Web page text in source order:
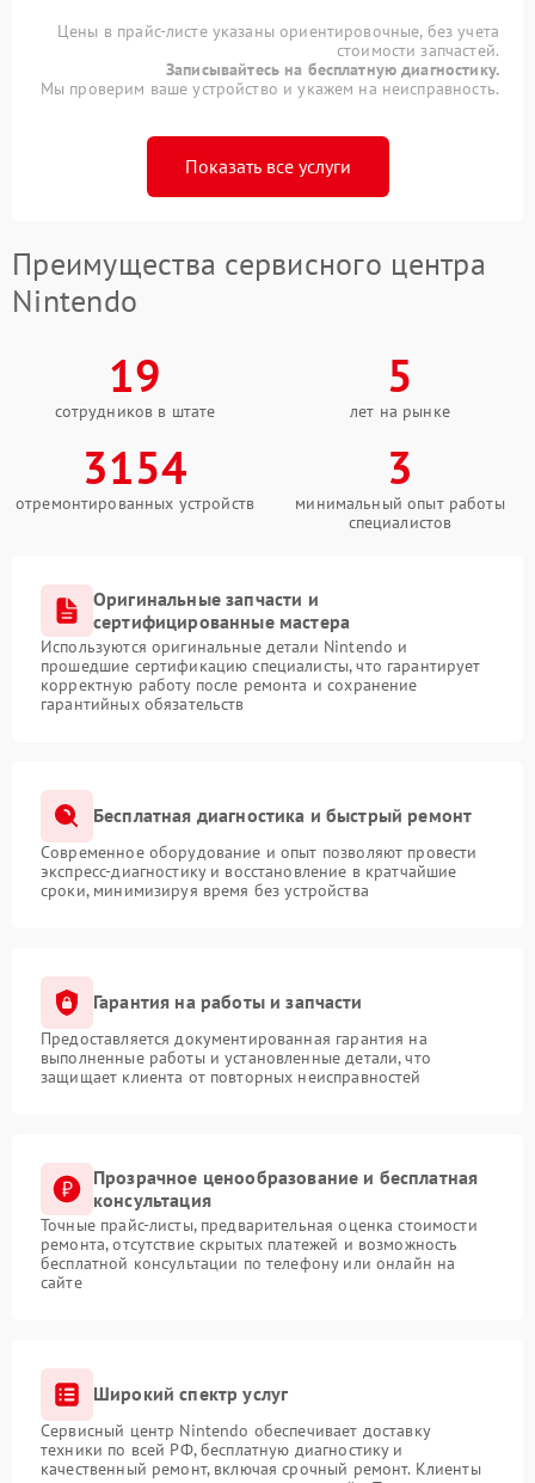
Цены в прайс-листе указаны ориентировочные, без учета
стоимости запчастей.
Записывайтесь на бесплатную диагностику.
Мы проверим ваше устройство и укажем на неисправность.
Показать все услуги
Преимущества сервисного центра
Nintendo
19
сотрудников в штате
5
лет на рынке
3154
отремонтированных устройств
3
минимальный опыт работы
специалистов
Оригинальные запчасти и
сертифицированные мастера
Используются оригинальные детали Nintendo и
прошедшие сертификацию специалисты, что гарантирует
корректную работу после ремонта и сохранение
гарантийных обязательств
Бесплатная диагностика и быстрый ремонт
Современное оборудование и опыт позволяют провести
экспресс-диагностику и восстановление в кратчайшие
сроки, минимизируя время без устройства
Гарантия на работы и запчасти
Предоставляется документированная гарантия на
выполненные работы и установленные детали, что
защищает клиента от повторных неисправностей
Прозрачное ценообразование и бесплатная
консультация
Точные прайс-листы, предварительная оценка стоимости
ремонта, отсутствие скрытых платежей и возможность
бесплатной консультации по телефону или онлайн на
сайте
Широкий спектр услуг
Сервисный центр Nintendo обеспечивает доставку
техники по всей РФ, бесплатную диагностику и
качественный ремонт, включая срочный ремонт. Клиенты